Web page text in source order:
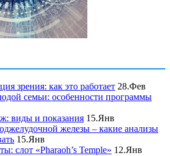
зрения: как это работает 28.Фев
семьи: особенности программы
виды и показания 15.Янв
железы – какие анализы
15.Янв
слот «Pharaoh’s Temple» 12.Янв